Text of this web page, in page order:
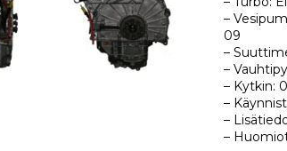
–
09
–
–
– Kytkin: 0
–
–
–